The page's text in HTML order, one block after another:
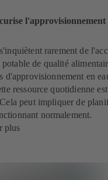
l'approvisionnement
rarement de
de qualité
d'approvisionnement en
ressource quotidienne est
peut impliquer de
normalement.
plus